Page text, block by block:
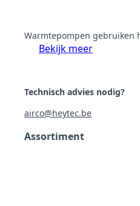
Warmtepompen gebruiken
Bekijk meer
Technisch advies nodig?
airco@heytec.be
Assortiment